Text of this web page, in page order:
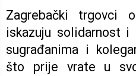
Zagrebački trgovci
iskazuju solidarnost i
sugrađanima i
što prije vrate u